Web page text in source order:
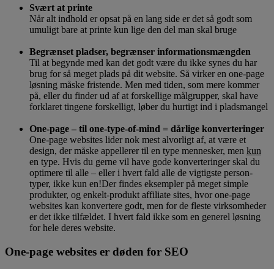
Svært at printe
Når alt indhold er opsat på en lang side er det så godt som
umuligt bare at printe kun lige den del man skal bruge
Begrænset pladser, begrænser informationsmængden
Til at begynde med kan det godt være du ikke synes du har
brug for så meget plads på dit website. Så virker en one-page
løsning måske fristende. Men med tiden, som mere kommer
på, eller du finder ud af at forskellige målgrupper, skal have
forklaret tingene forskelligt, løber du hurtigt ind i pladsmangel
One-page – til one-type-of-mind = dårlige konverteringer
One-page websites lider nok mest alvorligt af, at være et
design, der måske appellerer til en type mennesker, men kun
en type. Hvis du gerne vil have gode konverteringer skal du
optimere til alle – eller i hvert fald alle de vigtigste person-
typer, ikke kun en!Der findes eksempler på meget simple
produkter, og enkelt-produkt affiliate sites, hvor one-page
websites kan konvertere godt, men for de fleste virksomheder
er det ikke tilfældet. I hvert fald ikke som en generel løsning
for hele deres website.
One-page websites er døden for SEO